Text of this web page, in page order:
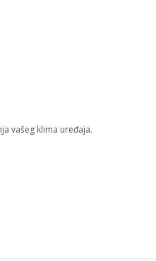
vašeg klima uređaja.